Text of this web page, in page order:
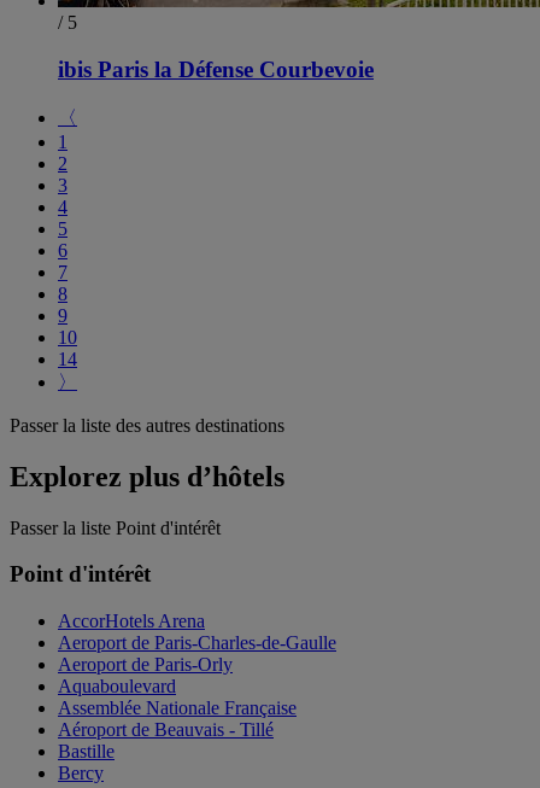
/ 5
ibis Paris la Défense Courbevoie
〈
1
2
3
4
5
6
7
8
9
10
14
〉
Passer la liste des autres destinations
Explorez plus d’hôtels
Passer la liste Point d'intérêt
Point d'intérêt
AccorHotels Arena
Aeroport de Paris-Charles-de-Gaulle
Aeroport de Paris-Orly
Aquaboulevard
Assemblée Nationale Française
Aéroport de Beauvais - Tillé
Bastille
Bercy